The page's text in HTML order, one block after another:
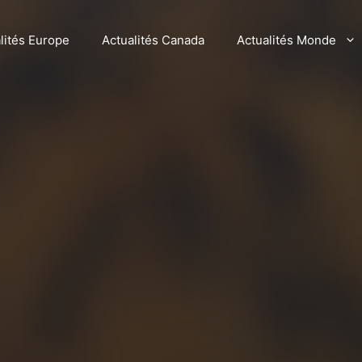
Europe Actualités Canada Actualités Monde